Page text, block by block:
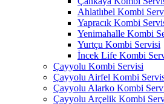
Ahlatlıbel Kombi
Yapracık Kombi
Yenimahalle Kombi
Yurtçu Kombi Servisi
İncek Life Kombi
Çayyolu Kombi Servisi
Çayyolu Airfel Kombi
Çayyolu Alarko Kombi
Çayyolu Arçelik Kombi